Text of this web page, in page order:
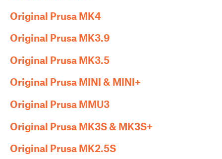
Original Prusa MK4
Original Prusa MK3.9
Original Prusa MK3.5
Original Prusa MINI & MINI+
Original Prusa MMU3
Original Prusa MK3S & MK3S+
Original Prusa MK2.5S